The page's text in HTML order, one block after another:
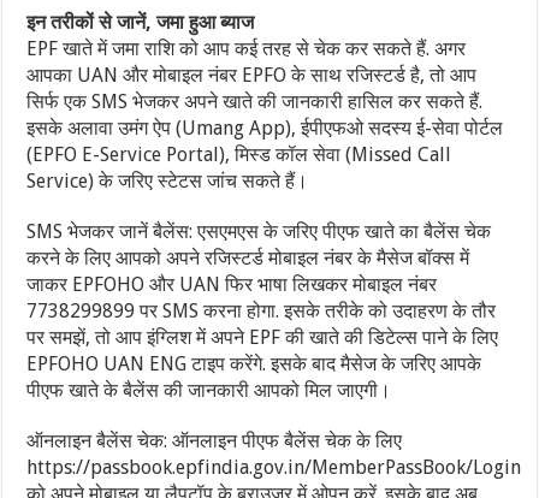
इन तरीकों से जानें, जमा हुआ ब्याज
EPF खाते में जमा राशि को आप कई तरह से चेक कर सकते हैं. अगर
आपका UAN और मोबाइल नंबर EPFO के साथ रजिस्टर्ड है, तो आप
सिर्फ एक SMS भेजकर अपने खाते की जानकारी हासिल कर सकते हैं.
इसके अलावा उमंग ऐप (Umang App), ईपीएफओ सदस्य ई-सेवा पोर्टल
(EPFO E-Service Portal), मिस्ड कॉल सेवा (Missed Call
Service) के जरिए स्टेटस जांच सकते हैं।
SMS भेजकर जानें बैलेंस: एसएमएस के जरिए पीएफ खाते का बैलेंस चेक
करने के लिए आपको अपने रजिस्टर्ड मोबाइल नंबर के मैसेज बॉक्स में
जाकर EPFOHO और UAN फिर भाषा लिखकर मोबाइल नंबर
7738299899 पर SMS करना होगा. इसके तरीके को उदाहरण के तौर
पर समझें, तो आप इंग्लिश में अपने EPF की खाते की डिटेल्स पाने के लिए
EPFOHO UAN ENG टाइप करेंगे. इसके बाद मैसेज के जरिए आपके
पीएफ खाते के बैलेंस की जानकारी आपको मिल जाएगी।
ऑनलाइन बैलेंस चेक: ऑनलाइन पीएफ बैलेंस चेक के लिए
https://passbook.epfindia.gov.in/MemberPassBook/Login